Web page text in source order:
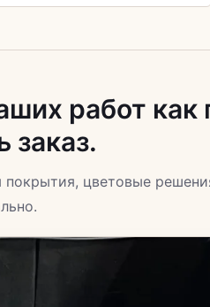
работ как
заказ.
цветовые